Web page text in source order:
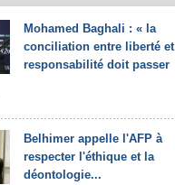
Mohamed Baghali : « la
conciliation entre liberté et
responsabilité doit passer
Belhimer appelle l'AFP à
respecter l'éthique et la
déontologie...